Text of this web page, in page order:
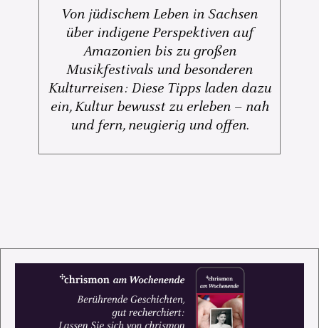
Von jüdischem Leben in Sachsen
über indigene Perspektiven auf
Amazonien bis zu großen
Musikfestivals und besonderen
Kulturreisen: Diese Tipps laden dazu
ein, Kultur bewusst zu erleben – nah
und fern, neugierig und offen.